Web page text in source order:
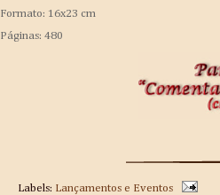
Formato: 16x23 cm
Páginas: 480
Labels: Lançamentos e Eventos